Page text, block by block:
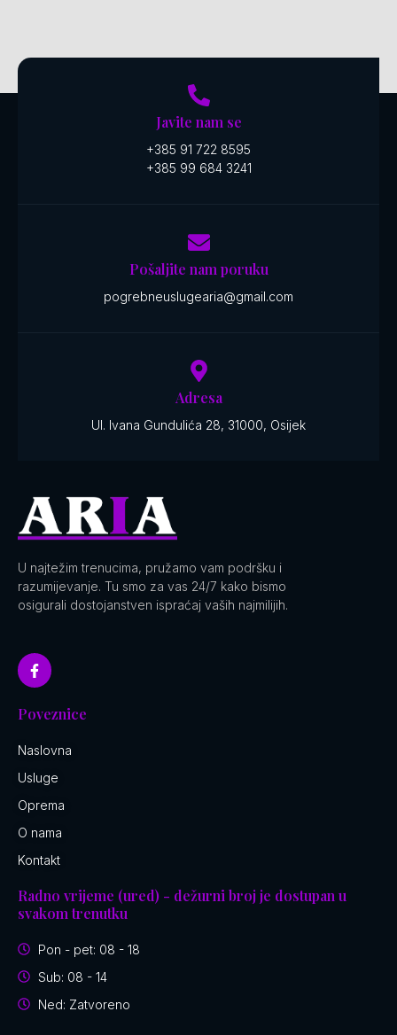
Javite nam se
+385 91 722 8595
+385 99 684 3241
Pošaljite nam poruku
pogrebneuslugearia@gmail.com
Adresa
Ul. Ivana Gundulića 28, 31000, Osijek
U najtežim trenucima, pružamo vam podršku i
razumijevanje. Tu smo za vas 24/7 kako bismo
osigurali dostojanstven ispraćaj vaših najmilijih.
Poveznice
Naslovna
Usluge
Oprema
O nama
Kontakt
Radno vrijeme (ured) - dežurni broj je dostupan u
svakom trenutku
Pon - pet: 08 - 18
Sub: 08 - 14
Ned: Zatvoreno